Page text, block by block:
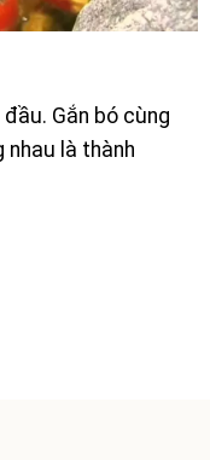
Gắn bó cùng
nhau là thành